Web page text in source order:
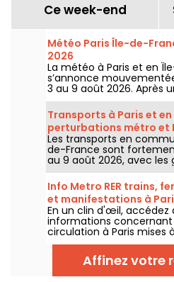
Ce week-end
Météo Paris Île-de-
2026
La météo à Paris et en
s’annonce
3 au 9 août 2026. Après
marqué par un risque
températures vont
avant le retour d’un
ensoleillé pour le week-
Transports à Paris et
perturbations métro et
2026
Les transports en
de-France sont
au 9 août 2026, avec les
d'été qui impactent très
certaines lignes, selon la
Info Metro RER trains,
et manifestations à
août 2026
En un clin d'œil, accédez
informations
circulation à Paris mises
réel. Metro RER et
travaux, circulation,
manifestations, on vous
informations pratiques
Affinez votre